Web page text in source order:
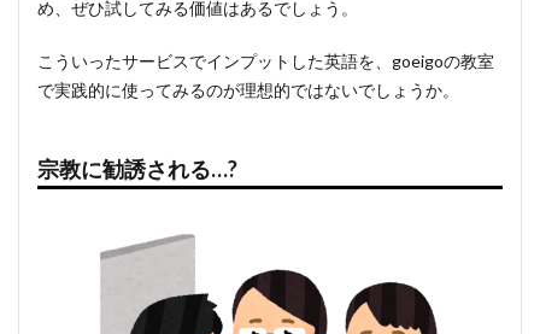
め、ぜひ試してみる価値はあるでしょう。
こういったサービスでインプットした英語を、goeigoの教室
で実践的に使ってみるのが理想的ではないでしょうか。
宗教に勧誘される…?